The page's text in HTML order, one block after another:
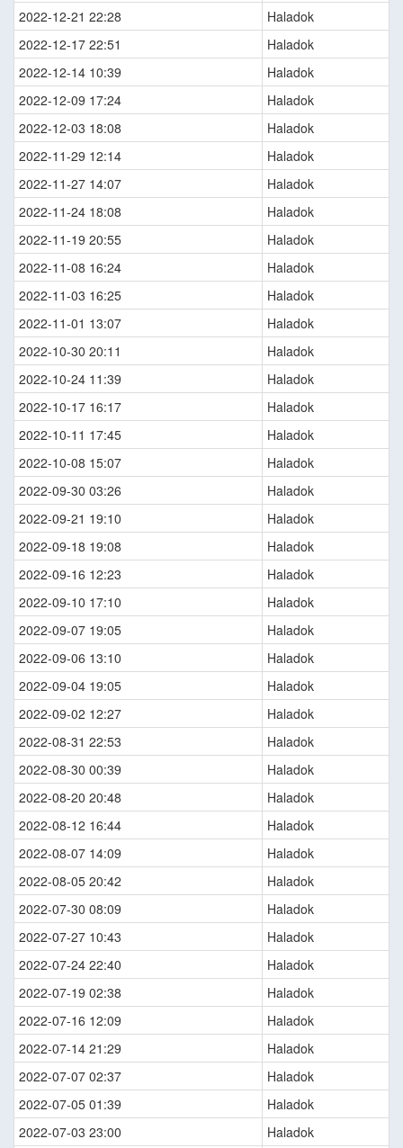
2022-12-21 22:28
Haladok
2022-12-17 22:51
Haladok
2022-12-14 10:39
Haladok
2022-12-09 17:24
Haladok
2022-12-03 18:08
Haladok
2022-11-29 12:14
Haladok
2022-11-27 14:07
Haladok
2022-11-24 18:08
Haladok
2022-11-19 20:55
Haladok
2022-11-08 16:24
Haladok
2022-11-03 16:25
Haladok
2022-11-01 13:07
Haladok
2022-10-30 20:11
Haladok
2022-10-24 11:39
Haladok
2022-10-17 16:17
Haladok
2022-10-11 17:45
Haladok
2022-10-08 15:07
Haladok
2022-09-30 03:26
Haladok
2022-09-21 19:10
Haladok
2022-09-18 19:08
Haladok
2022-09-16 12:23
Haladok
2022-09-10 17:10
Haladok
2022-09-07 19:05
Haladok
2022-09-06 13:10
Haladok
2022-09-04 19:05
Haladok
2022-09-02 12:27
Haladok
2022-08-31 22:53
Haladok
2022-08-30 00:39
Haladok
2022-08-20 20:48
Haladok
2022-08-12 16:44
Haladok
2022-08-07 14:09
Haladok
2022-08-05 20:42
Haladok
2022-07-30 08:09
Haladok
2022-07-27 10:43
Haladok
2022-07-24 22:40
Haladok
2022-07-19 02:38
Haladok
2022-07-16 12:09
Haladok
2022-07-14 21:29
Haladok
2022-07-07 02:37
Haladok
2022-07-05 01:39
Haladok
2022-07-03 23:00
Haladok